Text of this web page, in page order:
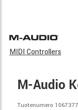
MIDI Controllers
M-Audio
Tuotenumero 1067377